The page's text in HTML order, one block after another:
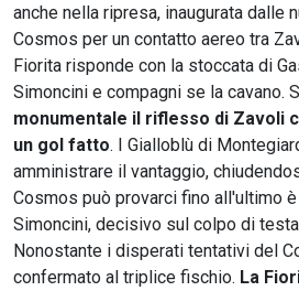
anche nella ripresa, inaugurata dalle
Cosmos per un contatto aereo tra
Fiorita risponde con la stoccata di
Simoncini e compagni se la cavano.
monumentale il riflesso di Zavoli
un gol fatto. I Gialloblù di
amministrare il vantaggio,
Cosmos può provarci fino all'ultimo
Simoncini, decisivo sul colpo di
Nonostante i disperati tentativi del
confermato al triplice fischio. La